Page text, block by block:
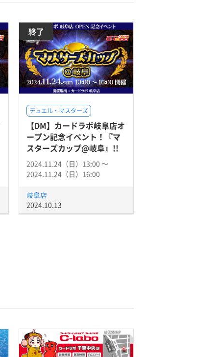
終了
デュエル・マスターズ
【DM】カードラボ岐阜店オ
ープン記念イベント！『マ
スターズカップ@岐阜』!!
2024.11.24（日）13:00 〜
2024.11.24（日）16:00
岐阜店
2024.10.13